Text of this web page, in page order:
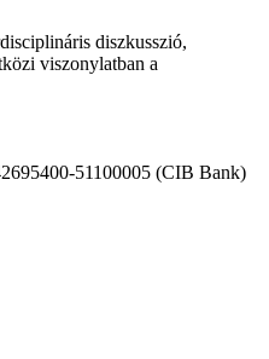
diszkusszió,
viszonylatban a
51100005 (CIB Bank)